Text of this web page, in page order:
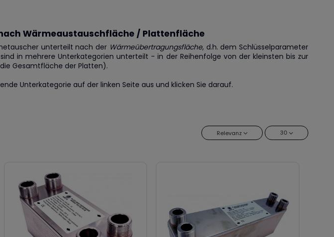
Wärmeaustauschfläche / Plattenfläche
unterteilt nach der Wärmeübertragungsfläche, d.h. dem Schlüsselparameter
in mehrere Unterkategorien unterteilt - in der Reihenfolge von der kleinsten bis zur
Gesamtfläche der Platten).
Unterkategorie auf der linken Seite aus und klicken Sie darauf.
Relevanz 30